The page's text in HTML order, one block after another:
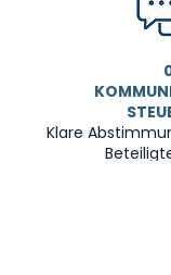
Klare